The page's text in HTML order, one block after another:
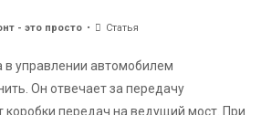
- это просто Статья
в управлении автомобилем
Он отвечает за передачу
коробки передач на ведущий мост. При